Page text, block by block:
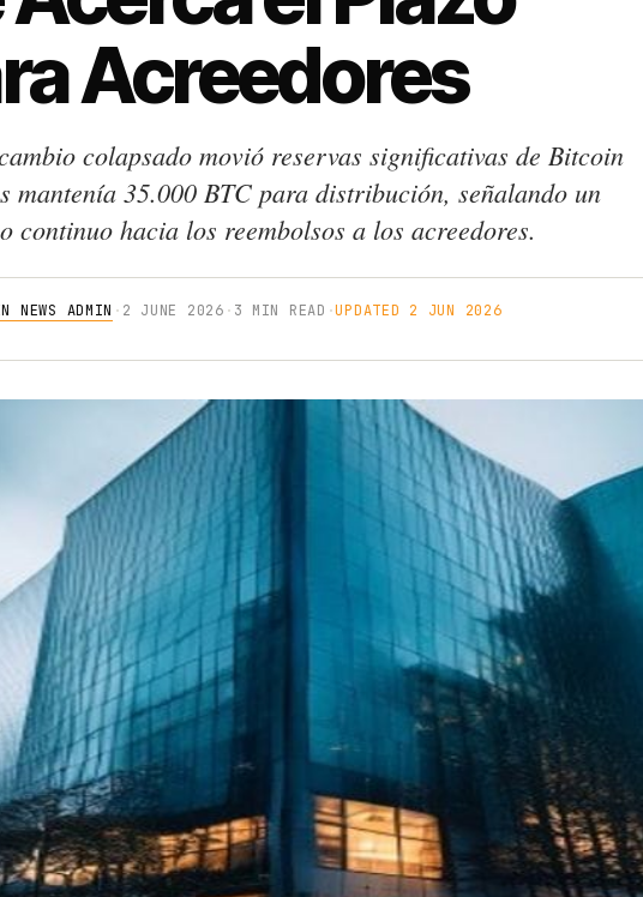
Acreedores
colapsado movió reservas significativas de Bitcoin
mantenía 35.000 BTC para distribución, señalando un
continuo hacia los reembolsos a los acreedores.
NEWS ADMIN · 2 JUNE 2026 · 3 MIN READ ·UPDATED 2 JUN 2026